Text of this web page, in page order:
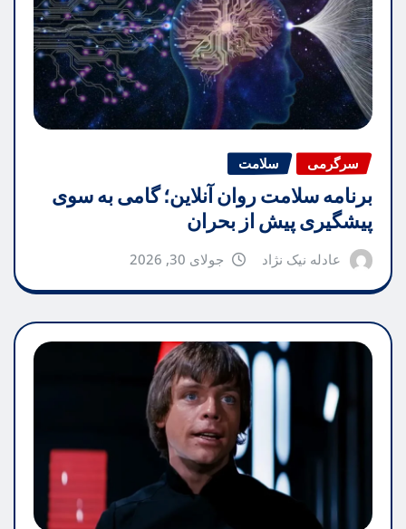
سرگرمی سلامت
برنامه سلامت روان آنلاین؛ گامی به سوی
پیشگیری پیش از بحران
عادله نیک نژاد جولای 30, 2026